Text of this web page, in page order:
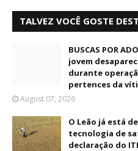
TALVEZ VOCÊ GOSTE
BUSCAS POR
jovem
durante
pertences da
August 07, 2026
O Leão já está
tecnologia de
declaração do